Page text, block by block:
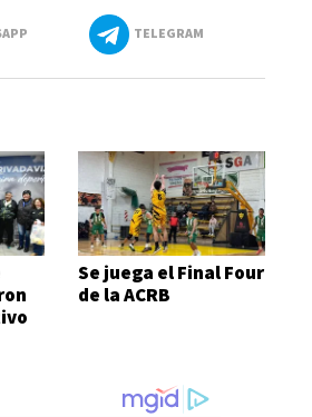
TELEGRAM
Se juega el Final Four
de la ACRB